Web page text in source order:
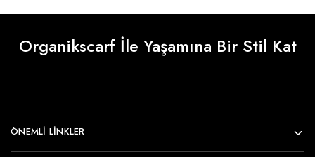
Organikscarf İle Yaşamına Bir Stil Kat
ÖNEMLI LINKLER